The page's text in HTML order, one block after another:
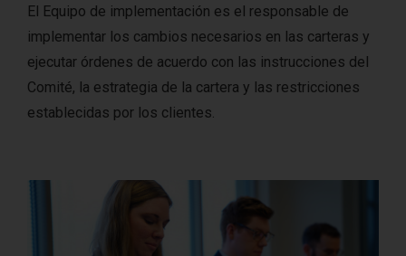
El Equipo de implementación es el responsable de
implementar los cambios necesarios en las carteras y
ejecutar órdenes de acuerdo con las instrucciones del
Comité, la estrategia de la cartera y las restricciones
establecidas por los clientes.